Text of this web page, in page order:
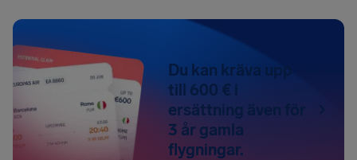
Du kan kräva upp
till 600 € i
ersättning även för
3 år gamla
flygningar.